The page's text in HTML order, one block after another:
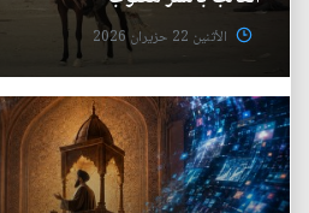
الأثنين 22 حزيران 2026